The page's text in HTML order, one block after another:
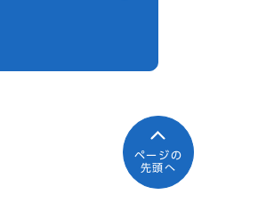
ページの
先頭へ